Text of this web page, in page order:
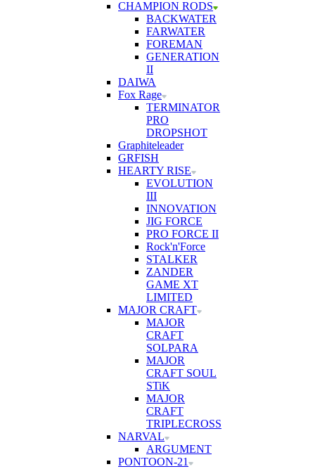
CHAMPION RODS
BACKWATER
FARWATER
FOREMAN
GENERATION
II
DAIWA
Fox Rage
TERMINATOR
PRO
DROPSHOT
Graphiteleader
GRFISH
HEARTY RISE
EVOLUTION
III
INNOVATION
JIG FORCE
PRO FORCE II
Rock'n'Force
STALKER
ZANDER
GAME XT
LIMITED
MAJOR CRAFT
MAJOR
CRAFT
SOLPARA
MAJOR
CRAFT SOUL
STiK
MAJOR
CRAFT
TRIPLECROSS
NARVAL
ARGUMENT
PONTOON-21